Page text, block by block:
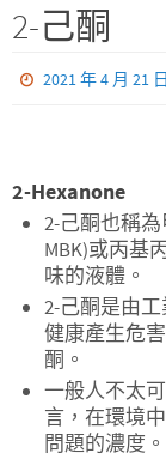
2-己酮
2021 年 4 月 21 日
2-Hexanone
2-己酮也稱
MBK)或丙基
味的液體。
2-己酮是由
健康產生危
酮。
一般人不太
言，在環境
問題的濃度。